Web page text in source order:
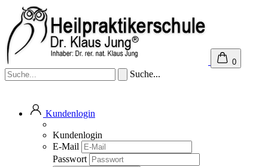
0
Suche...
Kundenlogin
Kundenlogin
E-Mail
Passwort